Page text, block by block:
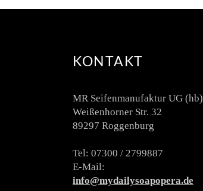
KONTAKT
MR Seifenmanufaktur UG (hb)
Weißenhorner Str. 32
89297 Roggenburg
Tel: 07300 / 2799887
E-Mail:
info@mydailysoapopera.de